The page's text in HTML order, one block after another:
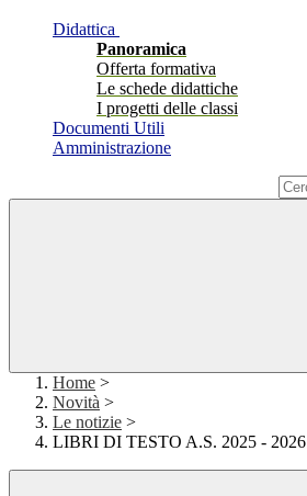
Didattica
Panoramica
Offerta formativa
Le schede didattiche
I progetti delle classi
Documenti Utili
Amministrazione
Home >
Novità >
Le notizie >
LIBRI DI TESTO A.S. 2025 - 2026